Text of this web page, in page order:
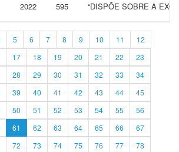
2022 595 “DISPÕE SOBRE A
5 6 7 8 9 10 11
12
17 18 19 20 21 22
23
28 29 30 31 32 33
34
39 40 41 42 43 44
45
50 51 52 53 54 55
56
61 62 63 64 65 66
67
72 73 74 75 76 77 78